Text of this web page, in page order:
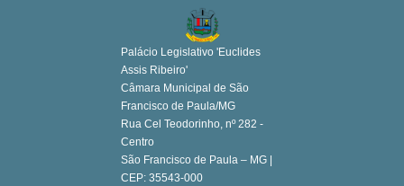
Palácio Legislativo 'Euclides
Assis Ribeiro'
Câmara Municipal de São
Francisco de Paula/MG
Rua Cel Teodorinho, nº 282 -
Centro
São Francisco de Paula – MG |
CEP: 35543-000